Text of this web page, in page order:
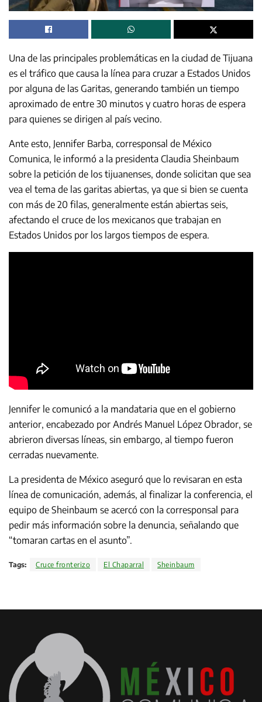
Una de las principales problemáticas en la ciudad de Tijuana
es el tráfico que causa la línea para cruzar a Estados Unidos
por alguna de las Garitas, generando también un tiempo
aproximado de entre 30 minutos y cuatro horas de espera
para quienes se dirigen al país vecino.
Ante esto, Jennifer Barba, corresponsal de México
Comunica, le informó a la presidenta Claudia Sheinbaum
sobre la petición de los tijuanenses, donde solicitan que sea
vea el tema de las garitas abiertas, ya que si bien se cuenta
con más de 20 filas, generalmente están abiertas seis,
afectando el cruce de los mexicanos que trabajan en
Estados Unidos por los largos tiempos de espera.
Jennifer le comunicó a la mandataria que en el gobierno
anterior, encabezado por Andrés Manuel López Obrador, se
abrieron diversas líneas, sin embargo, al tiempo fueron
cerradas nuevamente.
La presidenta de México aseguró que lo revisaran en esta
línea de comunicación, además, al finalizar la conferencia, el
equipo de Sheinbaum se acercó con la corresponsal para
pedir más información sobre la denuncia, señalando que
“tomaran cartas en el asunto”.
Tags: Cruce fronterizo El Chaparral Sheinbaum